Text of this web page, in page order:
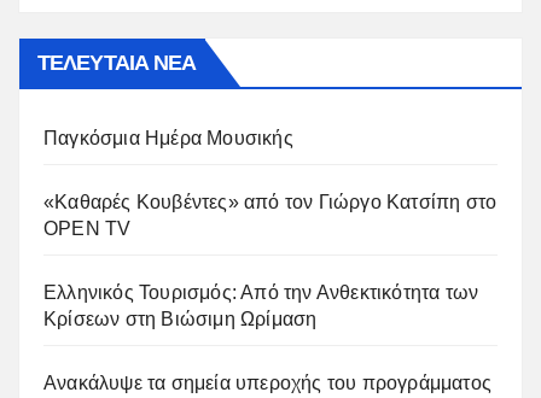
ΤΕΛΕΥΤΑΙΑ ΝΕΑ
Παγκόσμια Ημέρα Μουσικής
«Καθαρές Κουβέντες» από τον Γιώργο Κατσίπη στο
OPEN TV
Ελληνικός Τουρισμός: Από την Ανθεκτικότητα των
Κρίσεων στη Βιώσιμη Ωρίμαση
Ανακάλυψε τα σημεία υπεροχής του προγράμματος